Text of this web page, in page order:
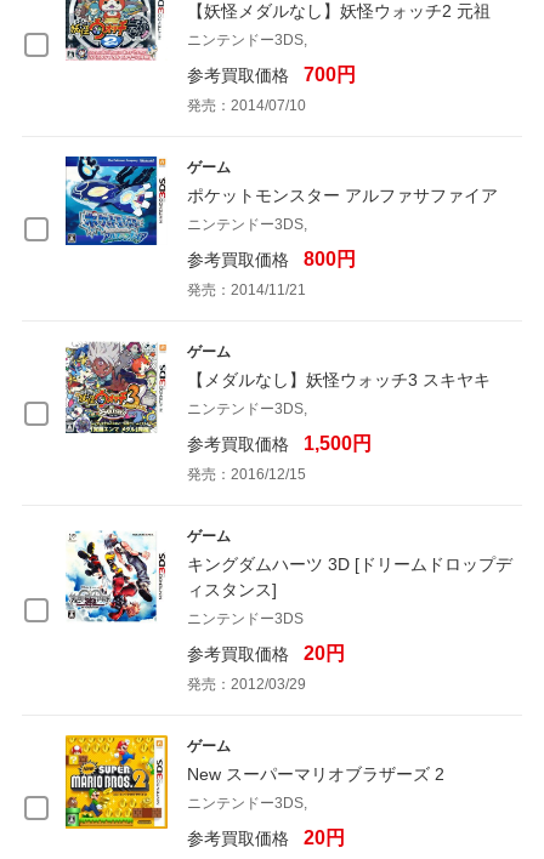
【妖怪メダルなし】妖怪ウォッチ2 元祖
ニンテンドー3DS,
参考買取価格 700円
発売：2014/07/10
ゲーム
ポケットモンスター アルファサファイア
ニンテンドー3DS,
参考買取価格 800円
発売：2014/11/21
ゲーム
【メダルなし】妖怪ウォッチ3 スキヤキ
ニンテンドー3DS,
参考買取価格 1,500円
発売：2016/12/15
ゲーム
キングダムハーツ 3D [ドリームドロップデ
ィスタンス]
ニンテンドー3DS
参考買取価格 20円
発売：2012/03/29
ゲーム
New スーパーマリオブラザーズ 2
ニンテンドー3DS,
参考買取価格 20円